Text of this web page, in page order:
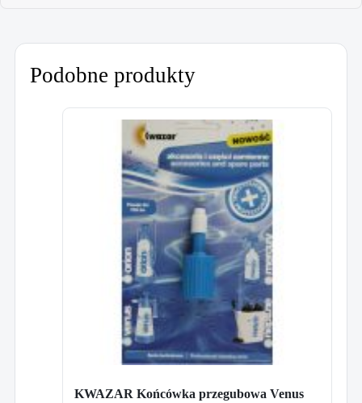
Podobne produkty
KWAZAR Końcówka przegubowa Venus